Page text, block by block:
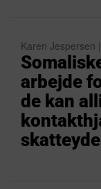
Karen Jespersen
arbejde
de kan